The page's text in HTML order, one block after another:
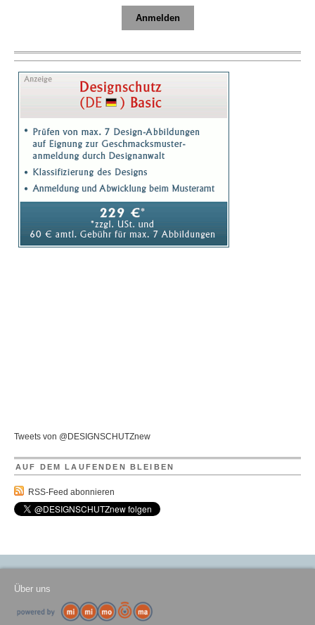
Anmelden
Tweets von @DESIGNSCHUTZnew
AUF DEM LAUFENDEN BLEIBEN
RSS-Feed abonnieren
Über uns